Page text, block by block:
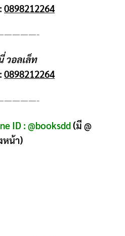
0898212264
วอลเล็ท
0898212264
ID : @booksdd(มี @
หน้า)